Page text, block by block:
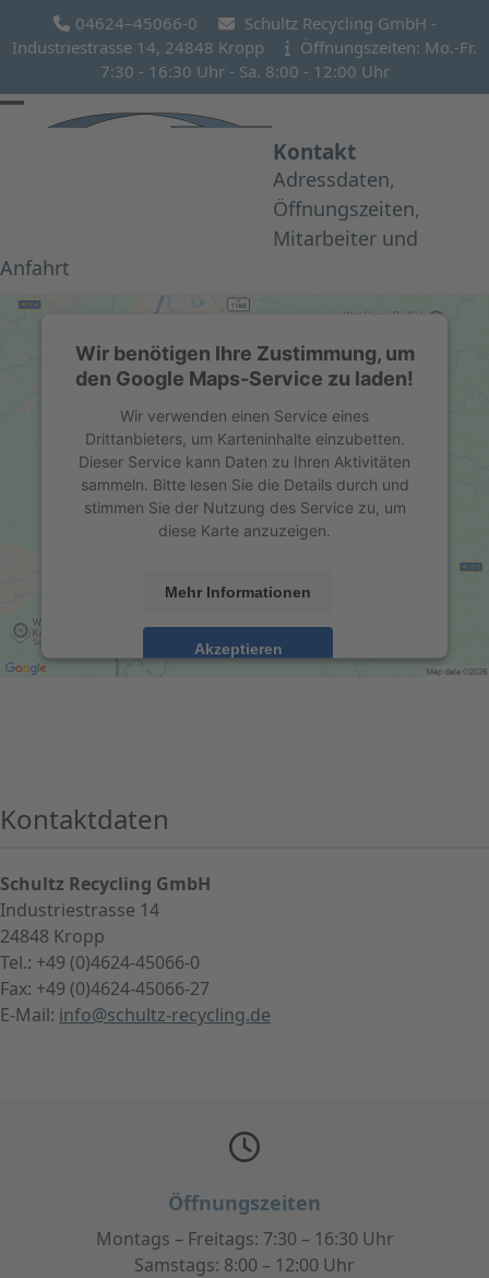
to
04624–45066-0
Schultz Recycling GmbH -
Industriestrasse 14, 24848 Kropp
Öffnungszeiten: Mo.-Fr.
7:30 - 16:30 Uhr - Sa. 8:00 - 12:00 Uhr
Open
Close
Kontakt
Adressdaten,
Öffnungszeiten,
Mitarbeiter und
Anfahrt
Wir benötigen Ihre Zustimmung, um
den Google Maps-Service zu laden!
Wir verwenden einen Service eines
Drittanbieters, um Karteninhalte einzubetten.
Dieser Service kann Daten zu Ihren Aktivitäten
sammeln. Bitte lesen Sie die Details durch und
stimmen Sie der Nutzung des Service zu, um
diese Karte anzuzeigen.
Mehr Informationen
Akzeptieren
Kontaktdaten
Schultz Recycling GmbH
Industriestrasse 14
24848 Kropp
Tel.: +49 (0)4624-45066-0
Fax: +49 (0)4624-45066-27
E-Mail: info@schultz-recycling.de
Öffnungszeiten
Montags – Freitags: 7:30 – 16:30 Uhr
Samstags: 8:00 – 12:00 Uhr